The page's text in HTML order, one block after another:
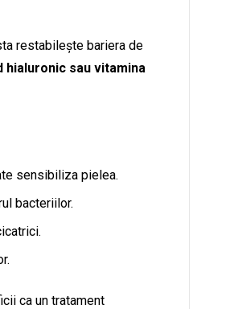
restabilește bariera de
hialuronic sau vitamina
sensibiliza pielea.
bacteriilor.
ca un tratament